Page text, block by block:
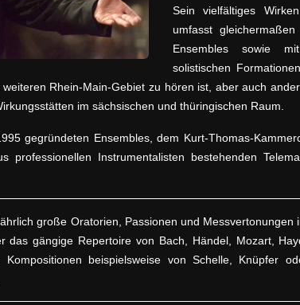
Sein vielfältiges
umfasst
Ensembles sowie
solistischen
Rhein-Main-Gebiet zu hören ist, aber auch
im sächsischen und thüringischen Raum.
gegründeten Ensembles, dem Kurt-Thomas-
Instrumentalisten bestehenden
große Oratorien, Passionen und
das gängige Repertoire von Bach, Händel, Mozart,
beispielsweise von Schelle, Knüpfer